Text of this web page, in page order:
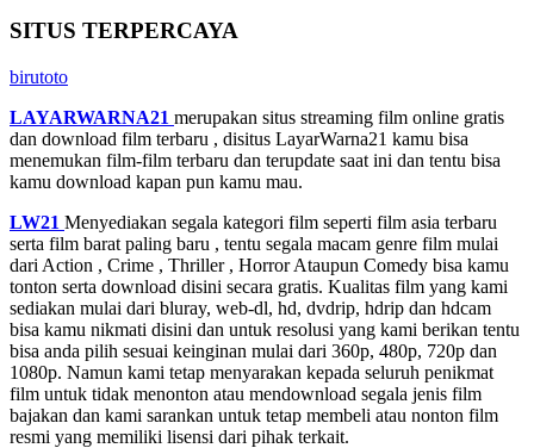
SITUS TERPERCAYA
birutoto
LAYARWARNA21 merupakan situs streaming film online gratis
dan download film terbaru , disitus LayarWarna21 kamu bisa
menemukan film-film terbaru dan terupdate saat ini dan tentu bisa
kamu download kapan pun kamu mau.
LW21 Menyediakan segala kategori film seperti film asia terbaru
serta film barat paling baru , tentu segala macam genre film mulai
dari Action , Crime , Thriller , Horror Ataupun Comedy bisa kamu
tonton serta download disini secara gratis. Kualitas film yang kami
sediakan mulai dari bluray, web-dl, hd, dvdrip, hdrip dan hdcam
bisa kamu nikmati disini dan untuk resolusi yang kami berikan tentu
bisa anda pilih sesuai keinginan mulai dari 360p, 480p, 720p dan
1080p. Namun kami tetap menyarakan kepada seluruh penikmat
film untuk tidak menonton atau mendownload segala jenis film
bajakan dan kami sarankan untuk tetap membeli atau nonton film
resmi yang memiliki lisensi dari pihak terkait.